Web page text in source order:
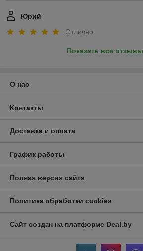
Юрий
Отлично
Показать все отзывы
О нас
Контакты
Доставка и оплата
График работы
Полная версия сайта
Политика обработки cookies
Сайт создан на платформе Deal.by